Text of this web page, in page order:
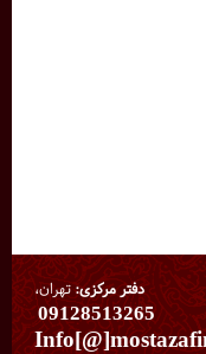
دفتر مرکزی:تهران،
09128513265